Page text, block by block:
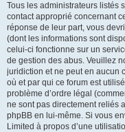
Tous les administrateurs listés
contact approprié concernant
réponse de leur part, vous
(dont les informations sont
celui-ci fonctionne sur un
de gestion des abus. Veuillez
juridiction et ne peut en aucun
où et par qui ce forum est
problème d’ordre légal
ne sont pas directement reliés
phpBB en lui-même. Si vous
Limited à propos d’une